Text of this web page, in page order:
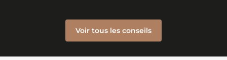
Voir tous les conseils